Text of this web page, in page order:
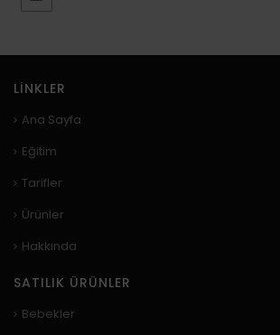
LINKLER
Ana Sayfa
Eğitim
Tarifler
Ürünler
Hakkında
SATILIK ÜRÜNLER
Bebekler